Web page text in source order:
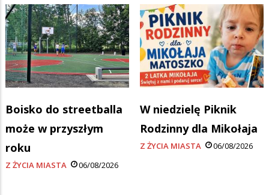
Boisko do streetballa
może w przyszłym
roku
Z ŻYCIA MIASTA 06/08/2026
W niedzielę Piknik
Rodzinny dla Mikołaja
Z ŻYCIA MIASTA 06/08/2026